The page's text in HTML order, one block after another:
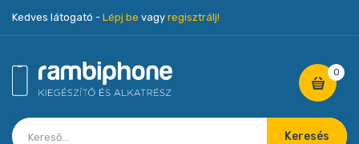
Kedves látogató - Lépj be vagy regisztrálj!
Keresés
0